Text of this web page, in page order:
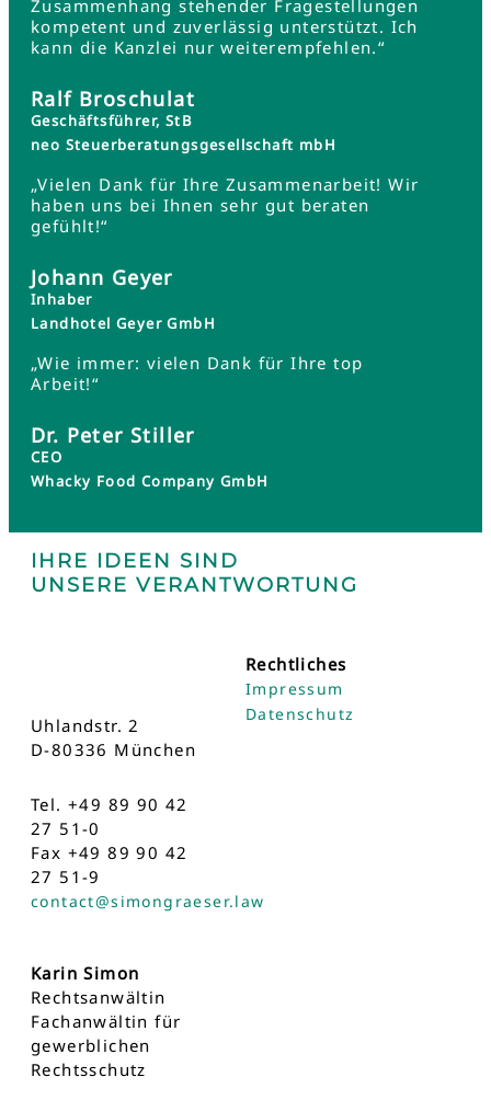
Zusammenhang stehender Fragestellungen
kompetent und zuverlässig unterstützt. Ich
kann die Kanzlei nur weiterempfehlen.“
Ralf Broschulat
Geschäftsführer, StB
neo Steuerberatungsgesellschaft mbH
„Vielen Dank für Ihre Zusammenarbeit! Wir
haben uns bei Ihnen sehr gut beraten
gefühlt!“
Johann Geyer
Inhaber
Landhotel Geyer GmbH
„Wie immer: vielen Dank für Ihre top
Arbeit!“
Dr. Peter Stiller
CEO
Whacky Food Company GmbH
IHRE IDEEN SIND
UNSERE VERANTWORTUNG
Uhlandstr. 2
D-80336 München
Tel. +49 89 90 42
27 51-0
Fax +49 89 90 42
27 51-9
contact@simongraeser.law
Karin Simon
Rechtsanwältin
Fachanwältin für
gewerblichen
Rechtsschutz
Rechtliches
Impressum
Datenschutz